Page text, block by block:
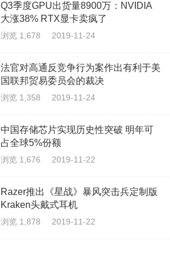
Q3季度GPU出货量8900万：NVIDIA
大涨38% RTX显卡卖疯了
浏览 1,678 2019-11-24
法官对高通反竞争行为案作出有利于美
国联邦贸易委员会的裁决
浏览 1,358 2019-11-24
中国存储芯片实现历史性突破 明年可
占全球5%份额
浏览 1,676 2019-11-22
Razer推出《星战》暴风突击兵定制版
Kraken头戴式耳机
浏览 1,878 2019-11-22